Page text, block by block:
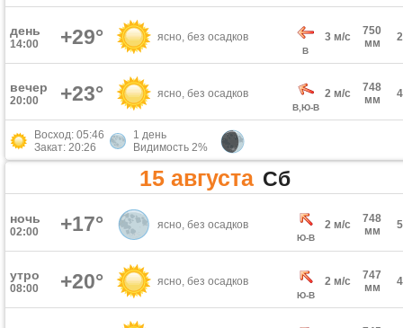
день
14:00 +29° ясно, без осадков
В
3 м/с
750
мм
вечер
20:00 +23° ясно, без осадков
В,Ю-В
2 м/с
748
мм
Восход: 05:46
Закат: 20:26
1 день
Видимость 2%
15 августа Сб
ночь
02:00 +17° ясно, без осадков
Ю-В
2 м/с
748
мм
утро
08:00 +20° ясно, без осадков
Ю-В
2 м/с
747
мм